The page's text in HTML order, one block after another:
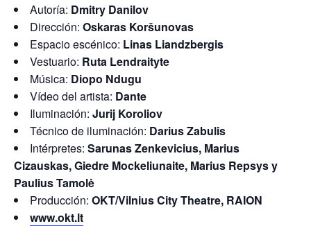
Autoría: Dmitry Danilov
Dirección: Oskaras Koršunovas
Espacio escénico: Linas Liandzbergis
Vestuario: Ruta Lendraityte
Música: Diopo Ndugu
Vídeo del artista: Dante
Iluminación: Jurij Koroliov
Técnico de iluminación: Darius Zabulis
Intérpretes: Sarunas Zenkevicius, Marius
Cizauskas, Giedre Mockeliunaite, Marius Repsys y
Paulius Tamolė
Producción: OKT/Vilnius City Theatre, RAION
www.okt.lt